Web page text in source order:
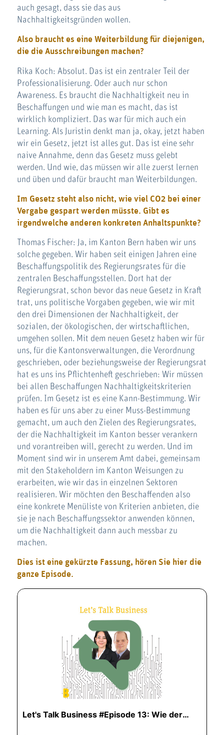
auch gesagt, dass sie das aus
Nachhaltigkeitsgründen wollen.
Also braucht es eine Weiterbildung für diejenigen,
die die Ausschreibungen machen?
Rika Koch: Absolut. Das ist ein zentraler Teil der
Professionalisierung. Oder auch nur schon
Awareness. Es braucht die Nachhaltigkeit neu in
Beschaffungen und wie man es macht, das ist
wirklich kompliziert. Das war für mich auch ein
Learning. Als Juristin denkt man ja, okay, jetzt haben
wir ein Gesetz, jetzt ist alles gut. Das ist eine sehr
naive Annahme, denn das Gesetz muss gelebt
werden. Und wie, das müssen wir alle zuerst lernen
und üben und dafür braucht man Weiterbildungen.
Im Gesetz steht also nicht, wie viel CO2 bei einer
Vergabe gespart werden müsste. Gibt es
irgendwelche anderen konkreten Anhaltspunkte?
Thomas Fischer: Ja, im Kanton Bern haben wir uns
solche gegeben. Wir haben seit einigen Jahren eine
Beschaffungspolitik des Regierungsrates für die
zentralen Beschaffungsstellen. Dort hat der
Regierungsrat, schon bevor das neue Gesetz in Kraft
trat, uns politische Vorgaben gegeben, wie wir mit
den drei Dimensionen der Nachhaltigkeit, der
sozialen, der ökologischen, der wirtschaftlichen,
umgehen sollen. Mit dem neuen Gesetz haben wir für
uns, für die Kantonsverwaltungen, die Verordnung
geschrieben, oder beziehungsweise der Regierungsrat
hat es uns ins Pflichtenheft geschrieben: Wir müssen
bei allen Beschaffungen Nachhaltigkeitskriterien
prüfen. Im Gesetz ist es eine Kann-Bestimmung. Wir
haben es für uns aber zu einer Muss-Bestimmung
gemacht, um auch den Zielen des Regierungsrates,
der die Nachhaltigkeit im Kanton besser verankern
und vorantreiben will, gerecht zu werden. Und im
Moment sind wir in unserem Amt dabei, gemeinsam
mit den Stakeholdern im Kanton Weisungen zu
erarbeiten, wie wir das in einzelnen Sektoren
realisieren. Wir möchten den Beschaffenden also
eine konkrete Menüliste von Kriterien anbieten, die
sie je nach Beschaffungssektor anwenden können,
um die Nachhaltigkeit dann auch messbar zu
machen.
Dies ist eine gekürzte Fassung, hören Sie hier die
ganze Episode.